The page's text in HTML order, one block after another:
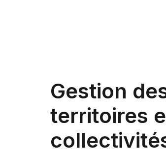
Gestion
territoires